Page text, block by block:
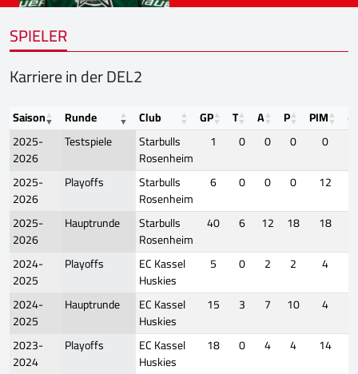
SPIELER
Karriere in der DEL2
Saison Runde Club GP T A P PIM
2025-
2026
Testspiele
Starbulls
Rosenheim
1 0 0 0
0
2025-
2026
Playoffs
Starbulls
Rosenheim
6 0 0 0 12
2025-
2026
Hauptrunde
Starbulls
Rosenheim
40 6 12 18
18
2024-
2025
Playoffs
EC Kassel
Huskies
5 0 2 2
4
2024-
2025
Hauptrunde
EC Kassel
Huskies
15 3 7 10 4
2023-
2024
Playoffs
EC Kassel
Huskies
18 0 4 4
14